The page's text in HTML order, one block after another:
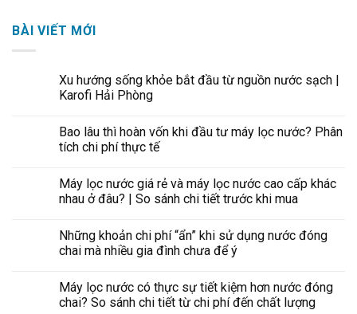
BÀI VIẾT MỚI
Xu hướng sống khỏe bắt đầu từ nguồn nước sạch |
Karofi Hải Phòng
Bao lâu thì hoàn vốn khi đầu tư máy lọc nước? Phân
tích chi phí thực tế
Máy lọc nước giá rẻ và máy lọc nước cao cấp khác
nhau ở đâu? | So sánh chi tiết trước khi mua
Những khoản chi phí “ẩn” khi sử dụng nước đóng
chai mà nhiều gia đình chưa để ý
Máy lọc nước có thực sự tiết kiệm hơn nước đóng
chai? So sánh chi tiết từ chi phí đến chất lượng